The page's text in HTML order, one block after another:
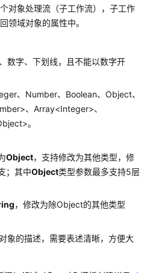
对象处理流（子工作流），子工作
领域对象的属性中。
数字、下划线，且不能以数字开
、Number、Boolean、Object、
、Array<Integer>、
。
Object，支持修改为其他类型，修
；其中Object类型参数最多支持5层
，修改为除Object的其他类型
象的描述，需要表述清晰，方便大